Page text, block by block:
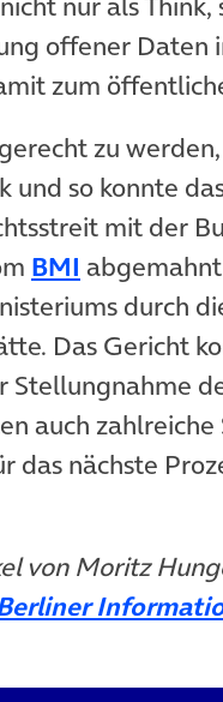
offener Daten
zum
zu
und so konnte
mit der
BMI
durch
Das Gericht
Stellungnahme
auch
das nächste
von Moritz